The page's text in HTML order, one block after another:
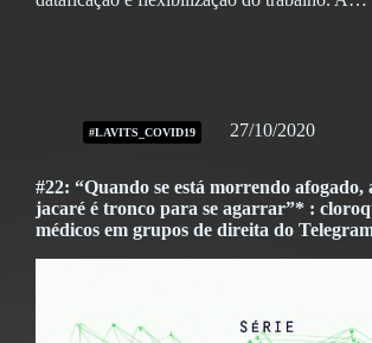
#LAVITS_COVID19 27/10/2020
#22: “Quando se está morrendo afogado,
jacaré é tronco para se agarrar”* :
médicos em grupos de direita do